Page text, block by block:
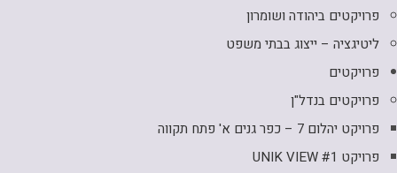
פרויקטים ביהודה ושומרון
ליטיגציה – ייצוג בבתי משפט
פרויקטים
פרויקטים בנדל"ן
פרויקט יהלום 7 – כפר גנים א' פתח תקווה
פרויקט UNIK VIEW #1